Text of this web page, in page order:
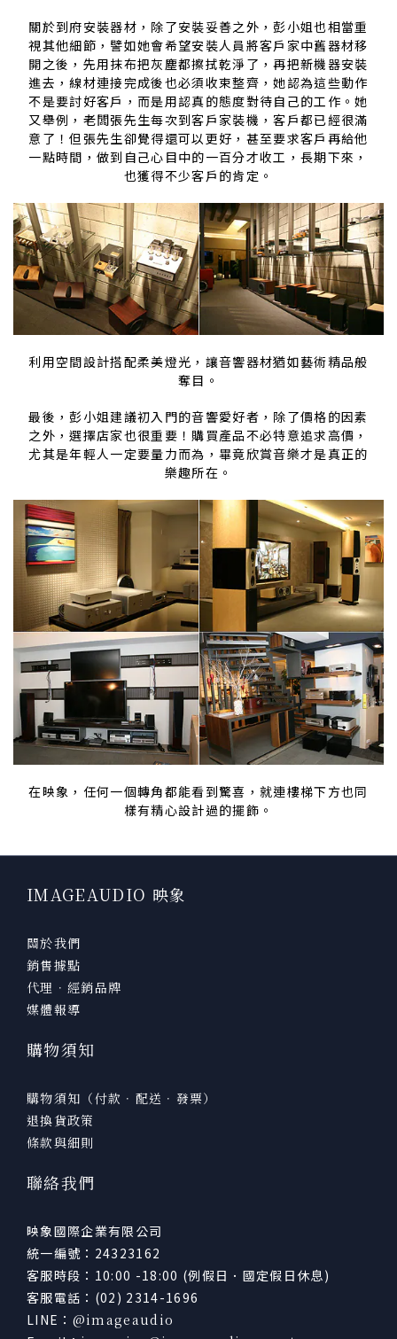
關於到府安裝器材，除了安裝妥善之外，彭小姐也相當重
視其他細節，譬如她會希望安裝人員將客戶家中舊器材移
開之後，先用抹布把灰塵都擦拭乾淨了，再把新機器安裝
進去，線材連接完成後也必須收束整齊，她認為這些動作
不是要討好客戶，而是用認真的態度對待自己的工作。她
又舉例，老闆張先生每次到客戶家裝機，客戶都已經很滿
意了！但張先生卻覺得還可以更好，甚至要求客戶再給他
一點時間，做到自己心目中的一百分才收工，長期下來，
也獲得不少客戶的肯定。
利用空間設計搭配柔美燈光，讓音響器材猶如藝術精品般
奪目。
最後，彭小姐建議初入門的音響愛好者，除了價格的因素
之外，選擇店家也很重要！購買產品不必特意追求高價，
尤其是年輕人一定要量力而為，畢竟欣賞音樂才是真正的
樂趣所在。
在映象，任何一個轉角都能看到驚喜，就連樓梯下方也同
樣有精心設計過的擺飾。
IMAGEAUDIO 映象
關於我們
銷售據點
代理．經銷品牌
媒體報導
購物須知
購物須知（付款．配送．發票）
退換貨政策
條款與細則
聯絡我們
映象國際企業有限公司
統一編號：24323162
客服時段：10:00 -18:00 (例假日．國定假日休息)
客服電話：(02) 2314-1696
LINE： @imageaudio